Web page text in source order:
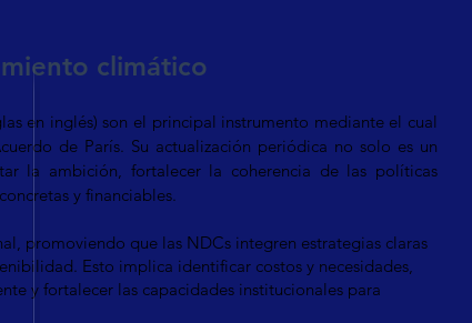
climático
en inglés) son el principal instrumento mediante el cual
de París. Su actualización periódica no solo es un
la ambición, fortalecer la coherencia de las políticas
y financiables.
promoviendo que las NDCs integren estrategias claras
Esto implica identificar costos y necesidades,
y fortalecer las capacidades institucionales para